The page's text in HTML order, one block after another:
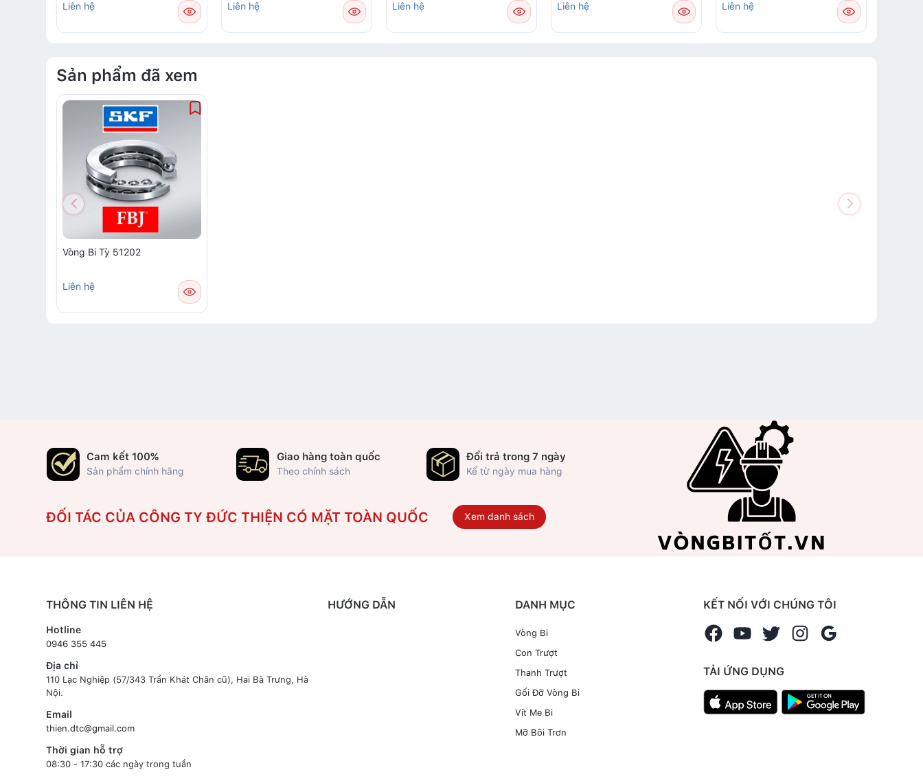
Liên hệ
Liên hệ
Liên hệ Liên hệ
Liên hệ
Sản phẩm đã xem
Vòng Bi Tỳ 51202
Liên hệ
Cam kết 100%
Sản phẩm chính hãng
Giao hàng toàn quốc
Theo chính sách
Đổi trả trong 7 ngày
Kể từ ngày mua hàng
ĐỐI TÁC CỦA CÔNG TY ĐỨC THIỆN CÓ MẶT TOÀN QUỐC Xem danh sách
THÔNG TIN LIÊN HỆ
Hotline
0946 355 445
Địa chỉ
110 Lạc Nghiệp (57/343 Trần Khát Chân cũ), Hai Bà Trưng, Hà
Nội.
Email
thien.dtc@gmail.com
Thời gian hỗ trợ
08:30 - 17:30 các ngày trong tuần
HƯỚNG DẪN DANH MỤC
Vòng Bi
Con Trượt
Thanh Trượt
Gối Đỡ Vòng Bi
Vít Me Bi
Mỡ Bôi Trơn
KẾT NỐI VỚI CHÚNG TÔI
TẢI ỨNG DỤNG